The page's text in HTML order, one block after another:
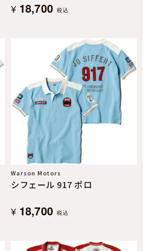
¥ 18,700 税込
Warson Motors
シフェール 917 ポロ
¥ 18,700 税込